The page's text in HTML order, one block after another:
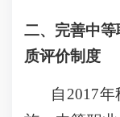
二、完善中
质评价制度
自2017